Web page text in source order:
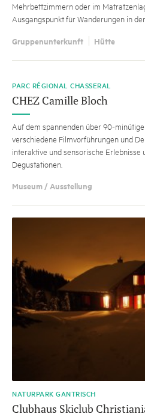
Mehrbettzimmern oder im
Ausgangspunkt für Wanderungen in
Gruppenunterkunft Hütte
PARC RÉGIONAL CHASSERAL
CHEZ Camille Bloch
Auf dem spannenden über 90-
verschiedene Filmvorführungen und
interaktive und sensorische
Degustationen.
Museum / Ausstellung
NATURPARK GANTRISCH
Clubhaus Skiclub